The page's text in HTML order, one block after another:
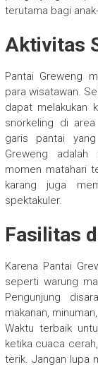
terutama bagi
Aktivitas
Pantai Greweng
para wisatawan.
dapat melakukan
snorkeling di
garis pantai
Greweng
momen matahari
karang juga
spektakuler.
Fasilitas
Karena Pantai
seperti warung
Pengunjung
makanan,
Waktu terbaik
ketika cuaca
terik. Jangan lupa